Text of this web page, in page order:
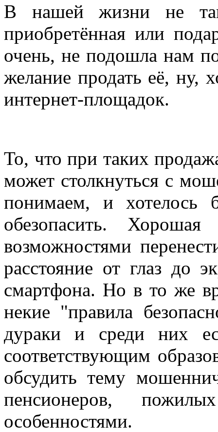
В нашей жизни не
приобретённая или
очень, не подошла нам
желание продать её, ну,
интернет-площадок.
То, что при таких
может столкнуться с
понимаем, и хотелось
обезопасить.
возможностями
расстояние от глаз до
смартфона. Но в то же
некие "правила
дураки и среди них
соответствующим
обсудить тему
пенсионеров,
особенностями.